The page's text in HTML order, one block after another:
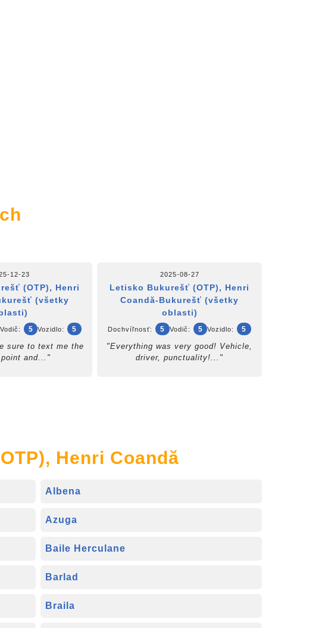
12-23
(OTP), Henri
(všetky
Vodič: 5 Vozidlo: 5
sure to text me the
and..."
2025-08-27
Letisko Bukurešť (OTP), Henri
Coandă-Bukurešť (všetky
oblasti)
Dochvíľnosť: 5 Vodič: 5 Vozidlo: 5
"Everything was very good! Vehicle,
driver, punctuality!..."
Henri Coandă
Albena
Azuga
Baile Herculane
Barlad
Braila